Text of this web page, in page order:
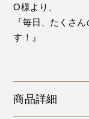
O様より、
『毎日、たくさ
す！』
商品詳細